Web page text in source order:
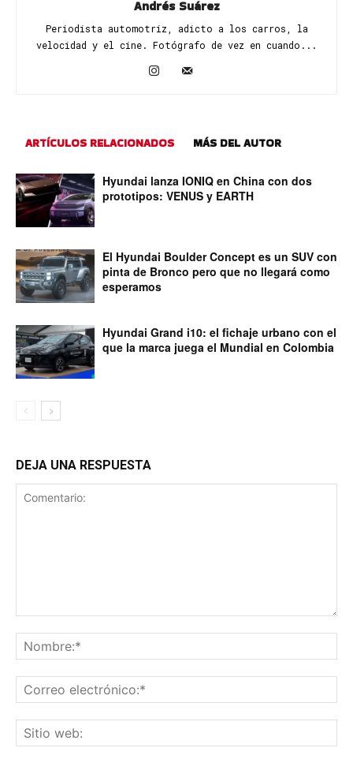
Andrés Suárez
Periodista automotriz, adicto a los carros, la
velocidad y el cine. Fotógrafo de vez en cuando...
ARTÍCULOS RELACIONADOS MÁS DEL AUTOR
Hyundai lanza IONIQ en China con dos
prototipos: VENUS y EARTH
El Hyundai Boulder Concept es un SUV con
pinta de Bronco pero que no llegará como
esperamos
Hyundai Grand i10: el fichaje urbano con el
que la marca juega el Mundial en Colombia
DEJA UNA RESPUESTA